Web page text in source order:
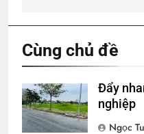
Cùng chủ đề
Đẩy
nghiệp
Ngọc